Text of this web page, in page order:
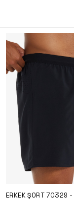
ERKEK ŞORT 70329 -